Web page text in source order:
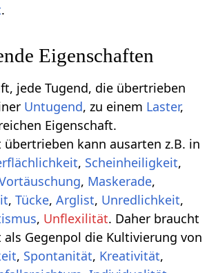
.
Eigenschaften
jede Tugend, die übertrieben
Untugend, zu einem Laster,
Eigenschaft.
kann ausarten z.B. in
, Scheinheiligkeit,
, Maskerade,
,Tücke,Arglist, Unredlichkeit,
, Unflexilität. Daher braucht
Gegenpol die Kultivierung von
, Spontanität, Kreativität,